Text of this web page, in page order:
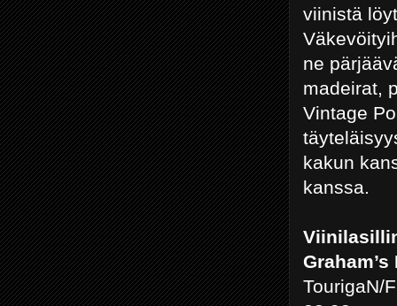
viinistä
ne
madeirat,
Vintage
kakun
kanssa.
TourigaN/